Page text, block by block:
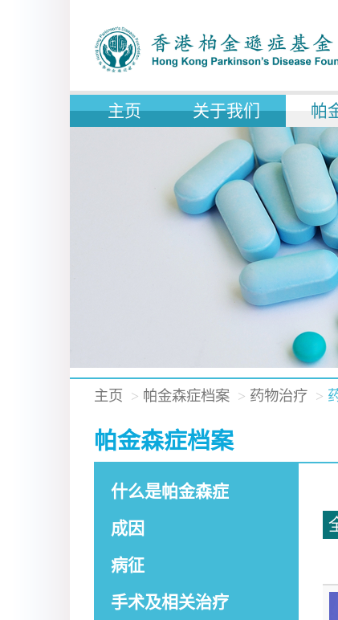
主页 关于我们 帕
主页 帕金森症档案 药物治疗
帕金森症档案
什么是帕金森症
成因
病征
手术及相关治疗